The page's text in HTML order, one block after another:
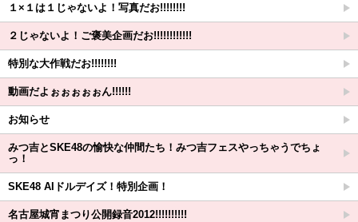
１×１は１じゃないよ！写真だお!!!!!!!!
２じゃないよ！ご褒美企画だお!!!!!!!!!!!!
特別な大作戦だお!!!!!!!!
動画だよぉぉぉぉぉん!!!!!!
お知らせ
みつ吉とSKE48の愉快な仲間たち！みつ吉フェスやっちゃうでちょ
っ！
SKE48 AIドルデイズ！特別企画！
名古屋城宵まつり公開録音2012!!!!!!!!!!